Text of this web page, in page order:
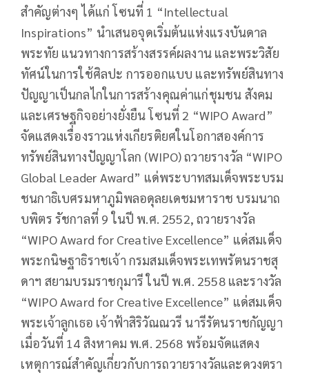
สำคัญต่างๆ ได้แก่ โซนที่ 1 “Intellectual
Inspirations” นำเสนอจุดเริ่มต้นแห่งแรงบันดาล
พระทัย แนวทางการสร้างสรรค์ผลงาน และพระวิสัย
ทัศน์ในการใช้ศิลปะ การออกแบบ และทรัพย์สินทาง
ปัญญาเป็นกลไกในการสร้างคุณค่าแก่ชุมชน สังคม
และเศรษฐกิจอย่างยั่งยืน โซนที่ 2 “WIPO Award”
จัดแสดงเรื่องราวแห่งเกียรติยศในโอกาสองค์การ
ทรัพย์สินทางปัญญาโลก (WIPO) ถวายรางวัล “WIPO
Global Leader Award” แด่พระบาทสมเด็จพระบรม
ชนกาธิเบศรมหาภูมิพลอดุลยเดชมหาราช บรมนาถ
บพิตร รัชกาลที่ 9 ในปี พ.ศ. 2552, ถวายรางวัล
“WIPO Award for Creative Excellence” แด่สมเด็จ
พระกนิษฐาธิราชเจ้า กรมสมเด็จพระเทพรัตนราชสุ
ดาฯ สยามบรมราชกุมารี ในปี พ.ศ. 2558 และรางวัล
“WIPO Award for Creative Excellence” แด่สมเด็จ
พระเจ้าลูกเธอ เจ้าฟ้าสิริวัณณวรี นารีรัตนราชกัญญา
เมื่อวันที่ 14 สิงหาคม พ.ศ. 2568 พร้อมจัดแสดง
เหตุการณ์สำคัญเกี่ยวกับการถวายรางวัลและดวงตรา